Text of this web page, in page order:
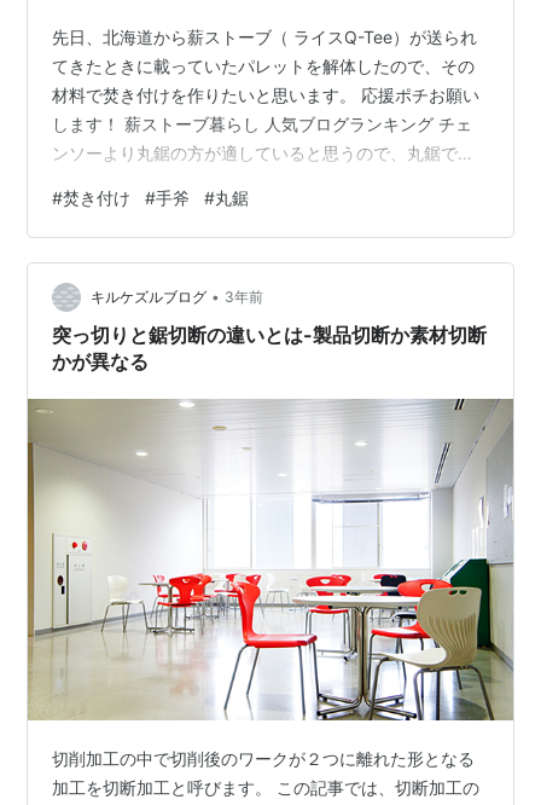
先日、北海道から薪ストーブ（ ライスQ-Tee）が送られ
てきたときに載っていたパレットを解体したので、その
材料で焚き付けを作りたいと思います。 応援ポチお願い
します！ 薪ストーブ暮らし 人気ブログランキング チェ
ンソーより丸鋸の方が適していると思うので、丸鋸で適
丸鋸は使い慣れてなかったりします。 縁甲板の長い物も
あったので一緒に切って焚き付けにします。 １５～２０
cmくらいのサイズに適当に短く切って 手斧で割っていき
ます。 https://amzn.to/3SY2gbu 私の使っている手斧は
ハスクのこの品物ですが、久し…
#焚き付け #手斧 #丸鋸
キルケズルブログ • 3年前
突っ切りと鋸切断の違いとは-製品切断か素材切断
かが異なる
切削加工の中で切削後のワークが２つに離れた形となる
加工を切断加工と呼びます。 この記事では、切断加工の